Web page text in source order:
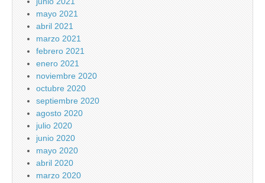
mayo 2021
abril 2021
marzo 2021
febrero 2021
enero 2021
noviembre 2020
octubre 2020
septiembre 2020
agosto 2020
julio 2020
junio 2020
mayo 2020
abril 2020
marzo 2020